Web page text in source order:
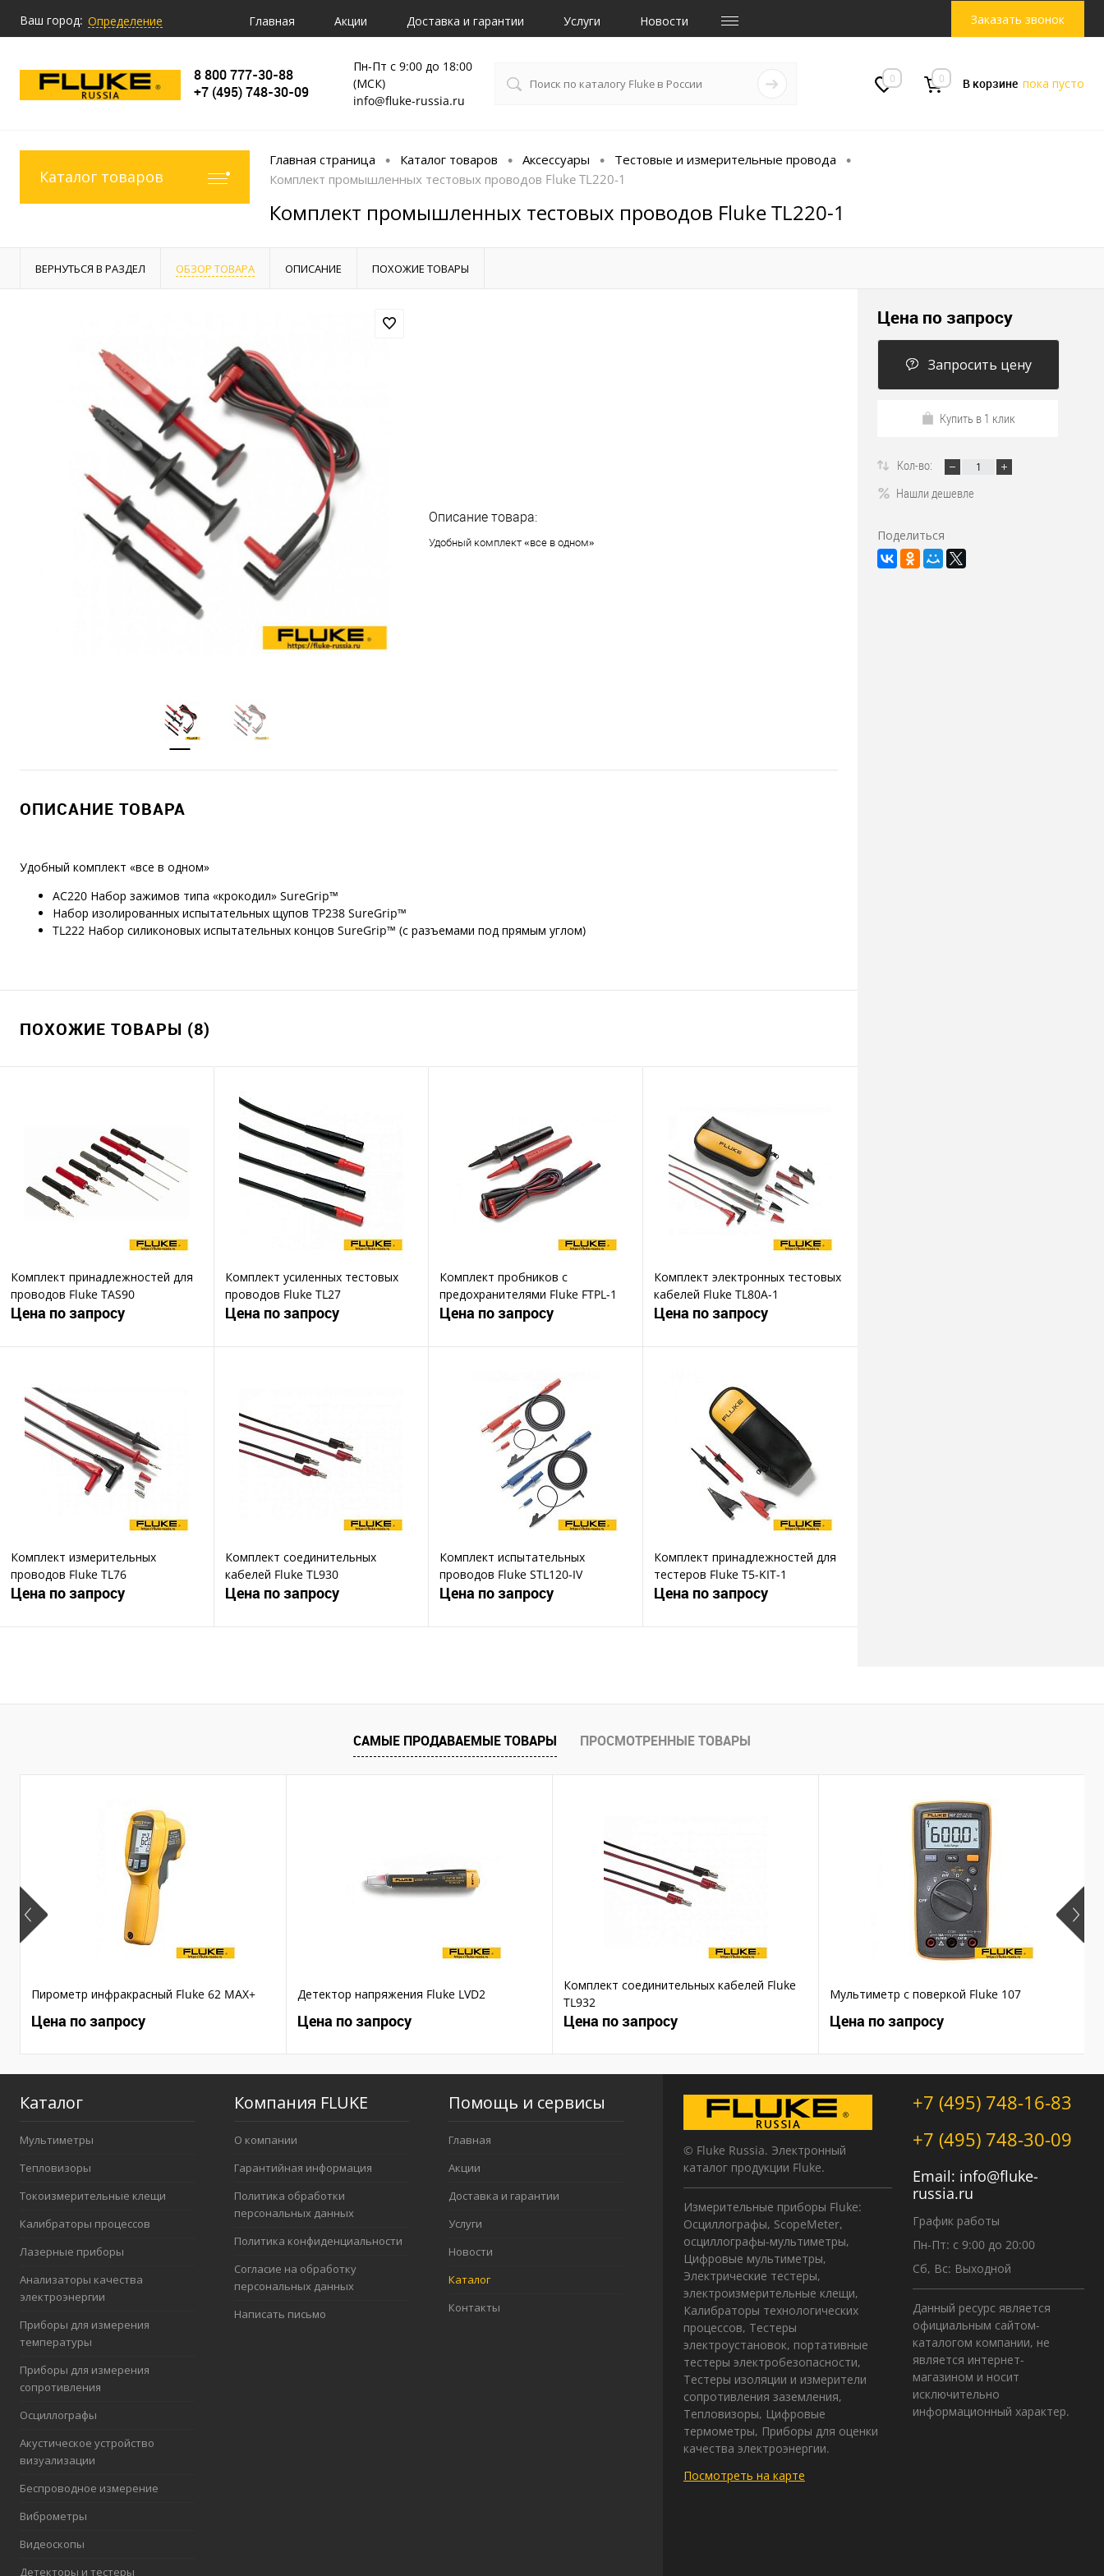
Ваш город: Определение Главная Акции Доставка и гарантии Услуги Новости Заказать звонок
8 800 777-30-88
+7 (495) 748-30-09
Пн-Пт с 9:00 до 18:00
(МСК)
info@fluke-russia.ru
0 0 В корзине пока пусто
Каталог товаров
Главная страница • Каталог товаров • Аксессуары • Тестовые и измерительные провода
•
Комплект промышленных тестовых проводов Fluke TL220-1
Комплект промышленных тестовых проводов Fluke TL220-1
ВЕРНУТЬСЯ В РАЗДЕЛ ОБЗОР ТОВАРА ОПИСАНИЕ ПОХОЖИЕ ТОВАРЫ
Описание товара:
Удобный комплект «все в одном»
ОПИСАНИЕ ТОВАРА
Удобный комплект «все в одном»
AC220 Набор зажимов типа «крокодил» SureGrip™
Набор изолированных испытательных щупов TP238 SureGrip™
TL222 Набор силиконовых испытательных концов SureGrip™ (с разъемами под прямым углом)
ПОХОЖИЕ ТОВАРЫ (8)
Комплект принадлежностей для
проводов Fluke TAS90
Цена по запросу
Купить в 1 клик
В избранное
Комплект усиленных тестовых
проводов Fluke TL27
Цена по запросу
В избранное
Комплект пробников с
предохранителями Fluke FTPL-1
Цена по запросу
Купить в 1 клик
В избранное
Комплект электронных тестовых
кабелей Fluke TL80A-1
Цена по запросу
Купить в 1 клик
В избранное
Комплект измерительных
проводов Fluke TL76
Цена по запросу
Комплект соединительных
кабелей Fluke TL930
Цена по запросу
Комплект испытательных
проводов Fluke STL120-IV
Цена по запросу
Комплект принадлежностей для
тестеров Fluke T5-KIT-1
Цена по запросу
Цена по запросу
Запросить цену
Купить в 1 клик
Кол-во:
Нашли дешевле
Поделиться
САМЫЕ ПРОДАВАЕМЫЕ ТОВАРЫ ПРОСМОТРЕННЫЕ ТОВАРЫ
Пирометр инфракрасный Fluke 62 MAX+
Цена по запросу
Детектор напряжения Fluke LVD2
Цена по запросу
Комплект соединительных кабелей Fluke
TL932
Цена по запросу
Мультиметр с поверкой Fluke 107
Цена по запросу
Каталог
Мультиметры
Тепловизоры
Токоизмерительные клещи
Калибраторы процессов
Лазерные приборы
Анализаторы качества
электроэнергии
Приборы для измерения
температуры
Приборы для измерения
сопротивления
Осциллографы
Акустическое устройство
визуализации
Беспроводное измерение
Виброметры
Видеоскопы
Детекторы и тестеры
Компания FLUKE
О компании
Гарантийная информация
Политика обработки
персональных данных
Политика конфиденциальности
Согласие на обработку
персональных данных
Написать письмо
Помощь и сервисы
Главная
Акции
Доставка и гарантии
Услуги
Новости
Каталог
Контакты
© Fluke Russia. Электронный
каталог продукции Fluke.
Измерительные приборы Fluke:
Осциллографы, ScopeMeter,
осциллографы-мультиметры,
Цифровые мультиметры,
Электрические тестеры,
электроизмерительные клещи,
Калибраторы технологических
процессов, Тестеры
электроустановок, портативные
тестеры электробезопасности,
Тестеры изоляции и измерители
сопротивления заземления,
Тепловизоры, Цифровые
термометры, Приборы для оценки
качества электроэнергии.
Посмотреть на карте
+7 (495) 748-16-83
+7 (495) 748-30-09
Email: info@fluke-
russia.ru
График работы
Пн-Пт: с 9:00 до 20:00
Сб, Вс: Выходной
Данный ресурс является
официальным сайтом-
каталогом компании, не
является интернет-
магазином и носит
исключительно
информационный характер.